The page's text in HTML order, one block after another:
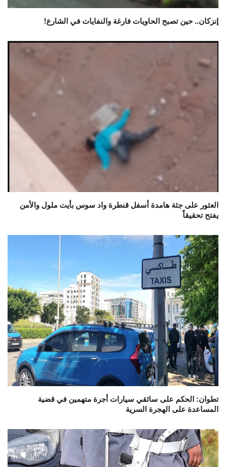
إنزكان.. حين تصبح الحاويات فارغة والنفايات في الشارع!
العثور على جثة هامدة أسفل قنطرة واد سوس بأيت ملول والأمن
يفتح تحقيقاً
تطوان: الحكم على سائقي سيارات أجرة متهمين في قضية
المساعدة على الهجرة السرية